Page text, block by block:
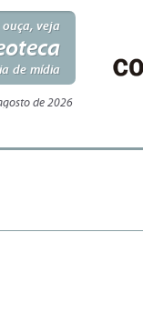
ouça, veja
de mídia
de 2026